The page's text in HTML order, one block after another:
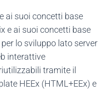
ai suoi concetti base
e ai suoi concetti base
lo sviluppo lato server
interattive
tramite il
HEEx (HTML+EEx) e